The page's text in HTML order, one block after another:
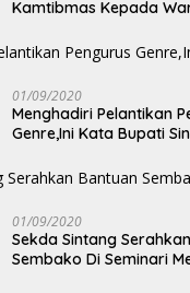
Kamtibmas Kepada
01/09/2020
Menghadiri Pelantikan
Genre,Ini Kata Bupati
01/09/2020
Sekda Sintang
Sembako Di Seminari